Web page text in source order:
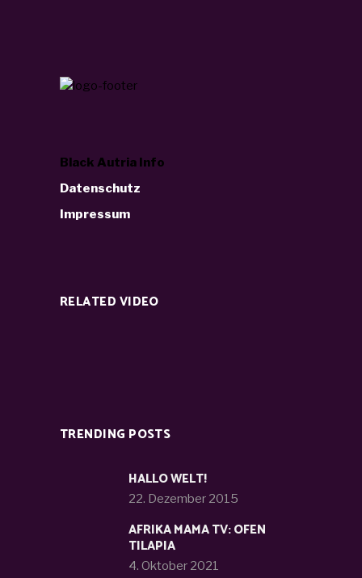
Black Autria Info
Datenschutz
Impressum
RELATED VIDEO
TRENDING POSTS
HALLO WELT!
22. Dezember 2015
AFRIKA MAMA TV: OFEN
TILAPIA
4. Oktober 2021